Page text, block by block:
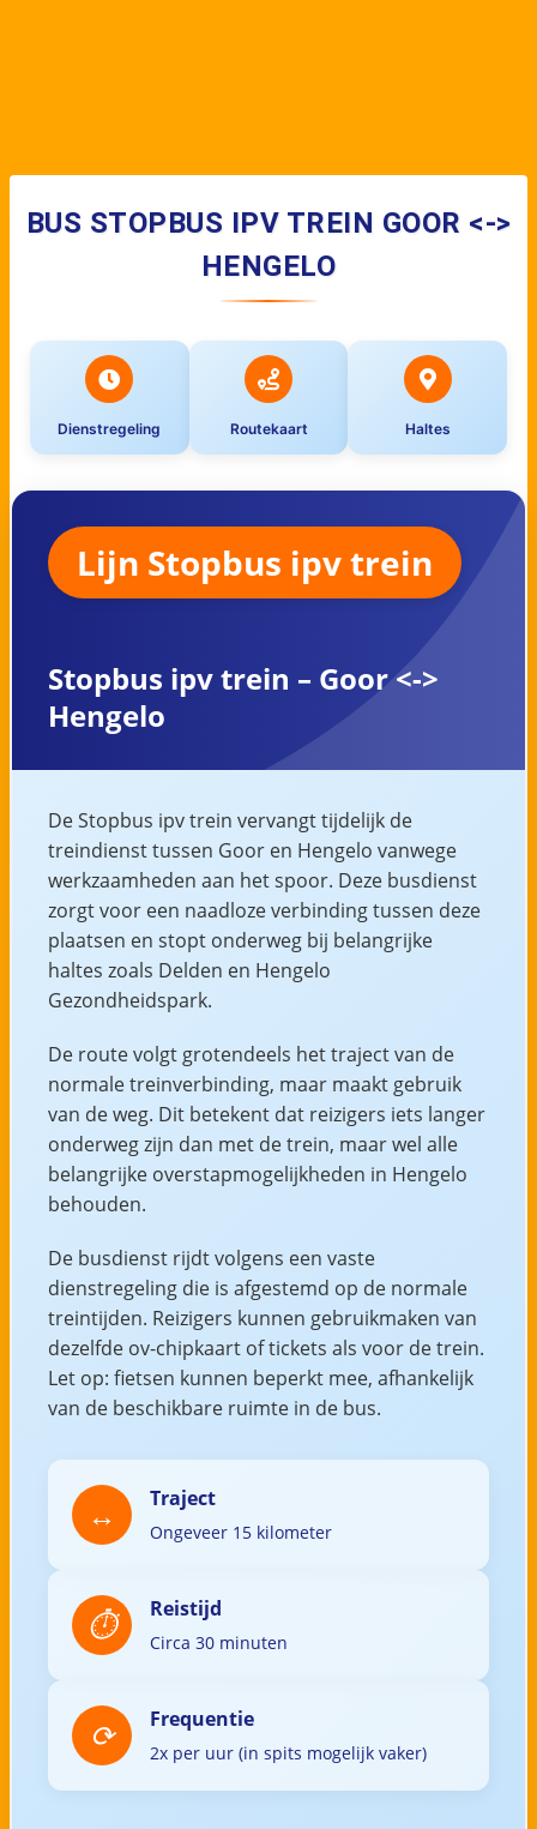
BUS STOPBUS IPV TREIN GOOR <->
HENGELO
Dienstregeling Routekaart Haltes
Lijn Stopbus ipv trein
Stopbus ipv trein – Goor <->
Hengelo
De Stopbus ipv trein vervangt tijdelijk de
treindienst tussen Goor en Hengelo vanwege
werkzaamheden aan het spoor. Deze busdienst
zorgt voor een naadloze verbinding tussen deze
plaatsen en stopt onderweg bij belangrijke
haltes zoals Delden en Hengelo
Gezondheidspark.
De route volgt grotendeels het traject van de
normale treinverbinding, maar maakt gebruik
van de weg. Dit betekent dat reizigers iets langer
onderweg zijn dan met de trein, maar wel alle
belangrijke overstapmogelijkheden in Hengelo
behouden.
De busdienst rijdt volgens een vaste
dienstregeling die is afgestemd op de normale
treintijden. Reizigers kunnen gebruikmaken van
dezelfde ov-chipkaart of tickets als voor de trein.
Let op: fietsen kunnen beperkt mee, afhankelijk
van de beschikbare ruimte in de bus.
Traject
Ongeveer 15 kilometer
Reistijd
Circa 30 minuten
Frequentie
2x per uur (in spits mogelijk vaker)